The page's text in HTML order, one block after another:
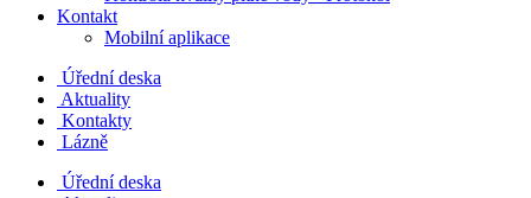
Kontakt
Mobilní aplikace
Úřední deska
Aktuality
Kontakty
Lázně
Úřední deska